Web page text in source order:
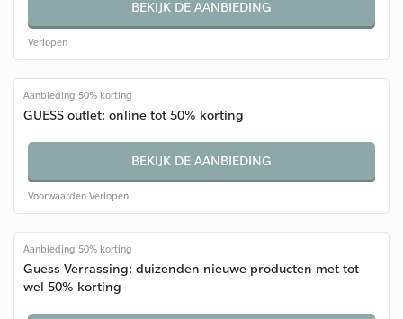
BEKIJK DE AANBIEDING
Verlopen
Aanbieding 50% korting
GUESS outlet: online tot 50% korting
BEKIJK DE AANBIEDING
Voorwaarden Verlopen
Aanbieding 50% korting
Guess Verrassing: duizenden nieuwe producten met tot
wel 50% korting